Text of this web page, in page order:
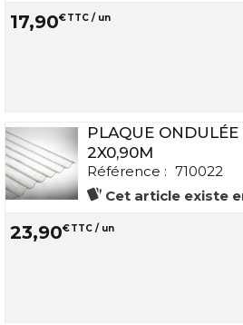
17,90€TTC / un
PLAQUE ONDULÉE
2X0,90M
Référence : 710022
Cet article existe
23,90€TTC / un